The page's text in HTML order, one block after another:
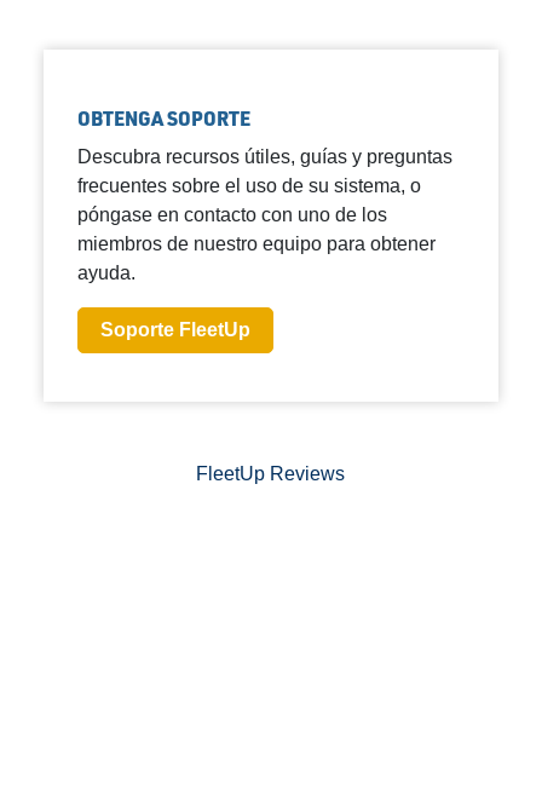
OBTENGA SOPORTE
Descubra recursos útiles, guías y preguntas
frecuentes sobre el uso de su sistema, o
póngase en contacto con uno de los
miembros de nuestro equipo para obtener
ayuda.
Soporte FleetUp
FleetUp Reviews